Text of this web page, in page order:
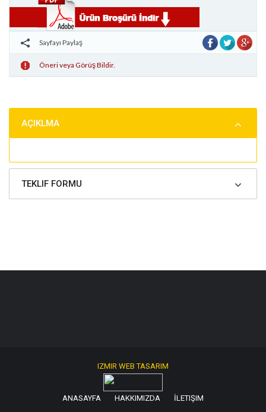
Sayfayı Paylaş
Öneri veya Görüş Bildir.
AÇIKLMA
TEKLIF FORMU
IZMIR WEB TASARIM
ANASAYFA HAKKIMIZDA İLETIŞIM